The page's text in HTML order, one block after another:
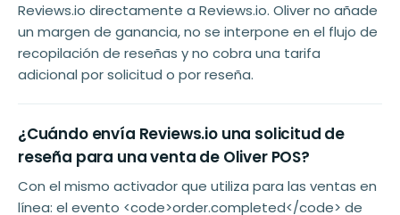
Reviews.io directamente a Reviews.io. Oliver no añade
un margen de ganancia, no se interpone en el flujo de
recopilación de reseñas y no cobra una tarifa
adicional por solicitud o por reseña.
¿Cuándo envía Reviews.io una solicitud de
reseña para una venta de Oliver POS?
Con el mismo activador que utiliza para las ventas en
línea: el evento <code>order.completed</code> de